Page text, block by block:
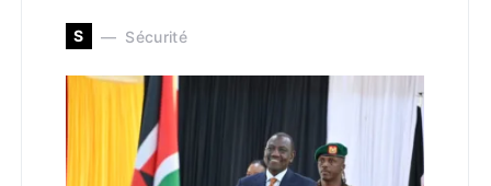
S Sécurité